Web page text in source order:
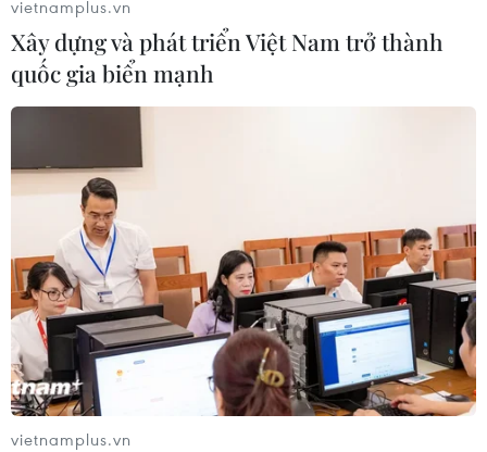
vietnamplus.vn
Xây dựng và phát triển Việt Nam trở thành
quốc gia biển mạnh
vietnamplus.vn